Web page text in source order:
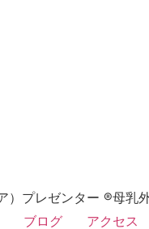
プレゼンター ®母乳
ブログ アクセス